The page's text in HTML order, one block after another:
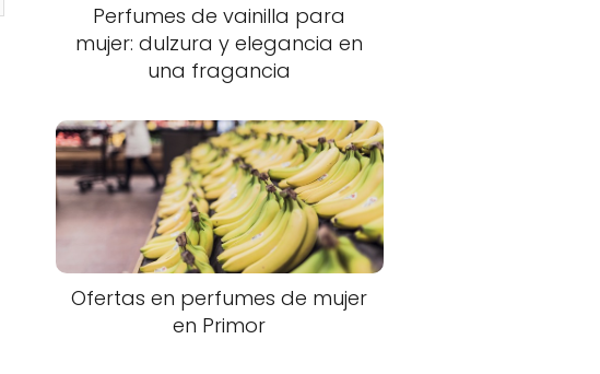
Perfumes de vainilla para
mujer: dulzura y elegancia en
una fragancia
Ofertas en perfumes de mujer
en Primor